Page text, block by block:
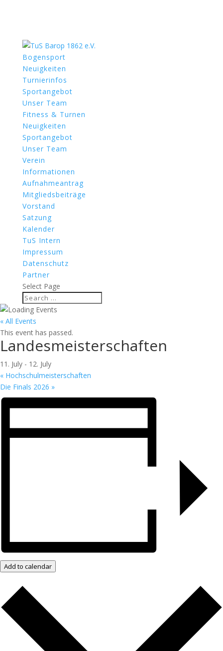
Bogensport
Neuigkeiten
Turnierinfos
Sportangebot
Unser Team
Fitness & Turnen
Neuigkeiten
Sportangebot
Unser Team
Verein
Informationen
Aufnahmeantrag
Mitgliedsbeiträge
Vorstand
Satzung
Kalender
TuS Intern
Impressum
Datenschutz
Partner
Select Page
« All Events
This event has passed.
Landesmeisterschaften
11. July - 12. July
« Hochschulmeisterschaften
Die Finals 2026 »
Add to calendar